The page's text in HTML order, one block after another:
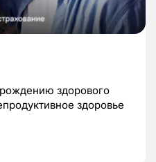
здорового
здоровье